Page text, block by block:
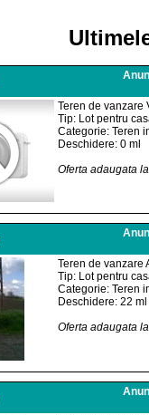
Teren de vanzare
Tip: Lot pentru
Categorie: Teren
Deschidere: 0 ml
Oferta adaugata
Teren de vanzare
Tip: Lot pentru
Categorie: Teren
Deschidere: 22 ml
Oferta adaugata